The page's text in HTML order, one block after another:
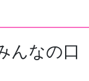
んなの口